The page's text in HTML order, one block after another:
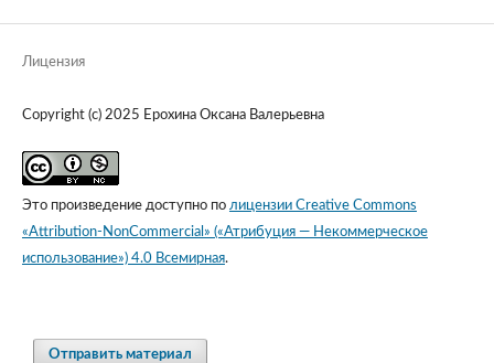
Лицензия
Copyright (c) 2025 Ерохина Оксана Валерьевна
Это произведение доступно по лицензии Creative Commons
«Attribution-NonCommercial» («Атрибуция — Некоммерческое
использование») 4.0 Всемирная.
Отправить материал